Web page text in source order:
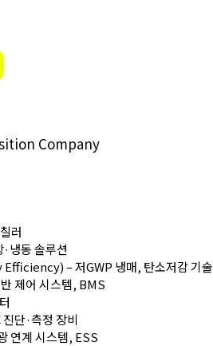
Company
러
냉동 솔루션
– 저GWP 냉매, 탄소저감 기술
제어 시스템, BMS
단·측정 장비
연계 시스템, ESS